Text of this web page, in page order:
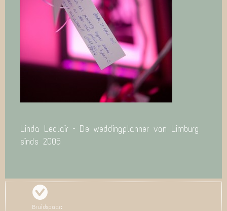
Linda Leclair – De weddingplanner van Limburg
sinds 2005
Bruidspaar: